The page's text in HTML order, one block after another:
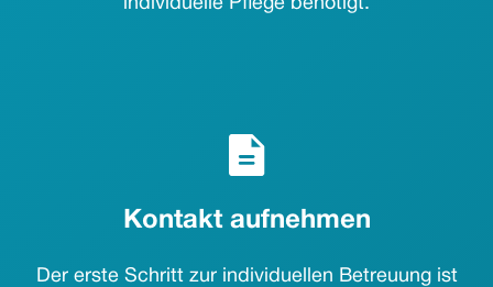
individuelle Pflege benötigt.
Kontakt aufnehmen
Der erste Schritt zur individuellen Betreuung ist